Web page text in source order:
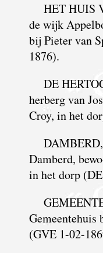
HET HUIS
de wijk
bij Pieter van
1876).
DE
herberg van
Croy, in het
Damberd,
in het dorp
Gemeentehuis
(GVE 1-02-